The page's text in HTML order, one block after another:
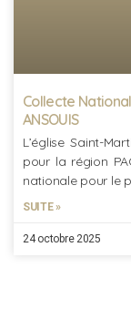
Collecte
ANSOUIS
L’église Saint-
pour la région
nationale pour le
SUITE »
24 octobre 2025